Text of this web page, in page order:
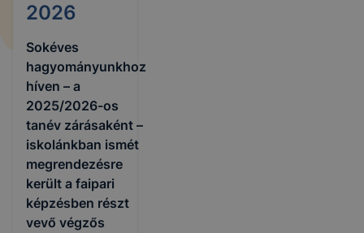
2026
Sokéves
hagyományunkhoz
híven – a
2025/2026-os
tanév zárásaként –
iskolánkban ismét
megrendezésre
került a faipari
képzésben részt
vevő végzős